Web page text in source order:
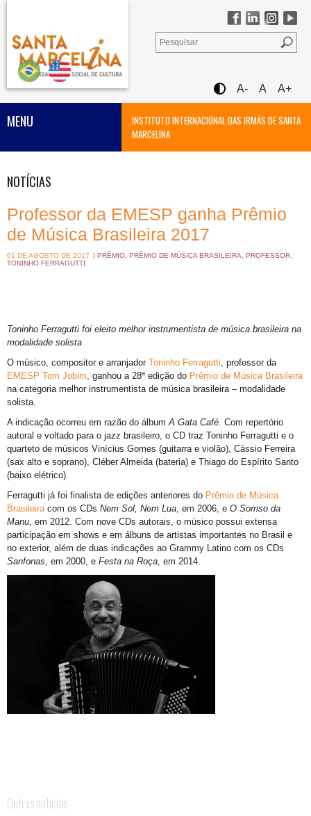
A- A A+
INSTITUTO INTERNACIONAL DAS IRMÃS DE SANTA
MARCELINA
MENU
NOTÍCIAS
Professor da EMESP ganha Prêmio
de Música Brasileira 2017
01 DE AGOSTO DE 2017 | PRÊMIO PRÊMIO DE MÚSICA BRASILEIRA PROFESSOR
TONINHO FERRAGUTTI
Toninho Ferragutti foi eleito melhor instrumentista de música brasileira na
modalidade solista
O músico, compositor e arranjador Toninho Ferragutti, professor da
EMESP Tom Jobim, ganhou a 28ª edição do Prêmio de Música Brasileira
na categoria melhor instrumentista de música brasileira – modalidade
solista.
A indicação ocorreu em razão do álbumA Gata Café. Com repertório
autoral e voltado para o jazz brasileiro, o CD traz Toninho Ferragutti e o
quarteto de músicos Vinícius Gomes (guitarra e violão), Cássio Ferreira
(sax alto e soprano), Cléber Almeida (bateria) e Thiago do Espírito Santo
(baixo elétrico).
Ferragutti já foi finalista de edições anteriores do Prêmio de Música
Brasileiracom os CDs Nem Sol, Nem Lua, em 2006, e O Sorriso da
Manu, em 2012. Com nove CDs autorais, o músico possui extensa
participação em shows e em álbuns de artistas importantes no Brasil e
no exterior, além de duas indicações ao Grammy Latino com os CDs
Sanfonas, em 2000, e Festa na Roça, em 2014.
Outras notícias